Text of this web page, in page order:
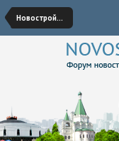
Новостройки Автозаводского района